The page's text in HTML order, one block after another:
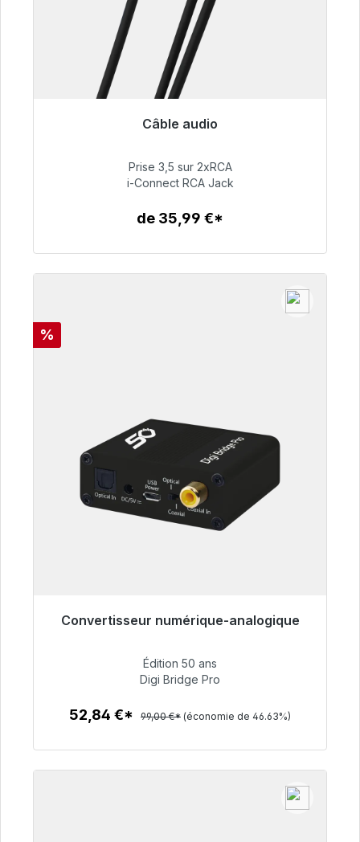
Câble audio
51,99 €
Prise 3,5 sur 2xRCA
i-Connect RCA Jack
de 35,99 €*
Réduction
%
Convertisseur numérique-analogique
52,84 €
Édition 50 ans
Digi Bridge Pro
52,84 €* 99,00 €* (économie de 46.63%)